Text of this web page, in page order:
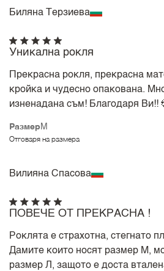
Биляна Терзиева
Размер M
Отговаря на размера
Уникална рокля
Прекрасна рокля, прекрасна
кройка и чудесно опакована.
изненадана съм! Благодаря Ви!!
Вилияна Спасова
ПОВЕЧЕ ОТ ПРЕКРАСНА !
Роклята е страхотна, стегнато
Дамите които носят размер М,
размер Л, защото е доста